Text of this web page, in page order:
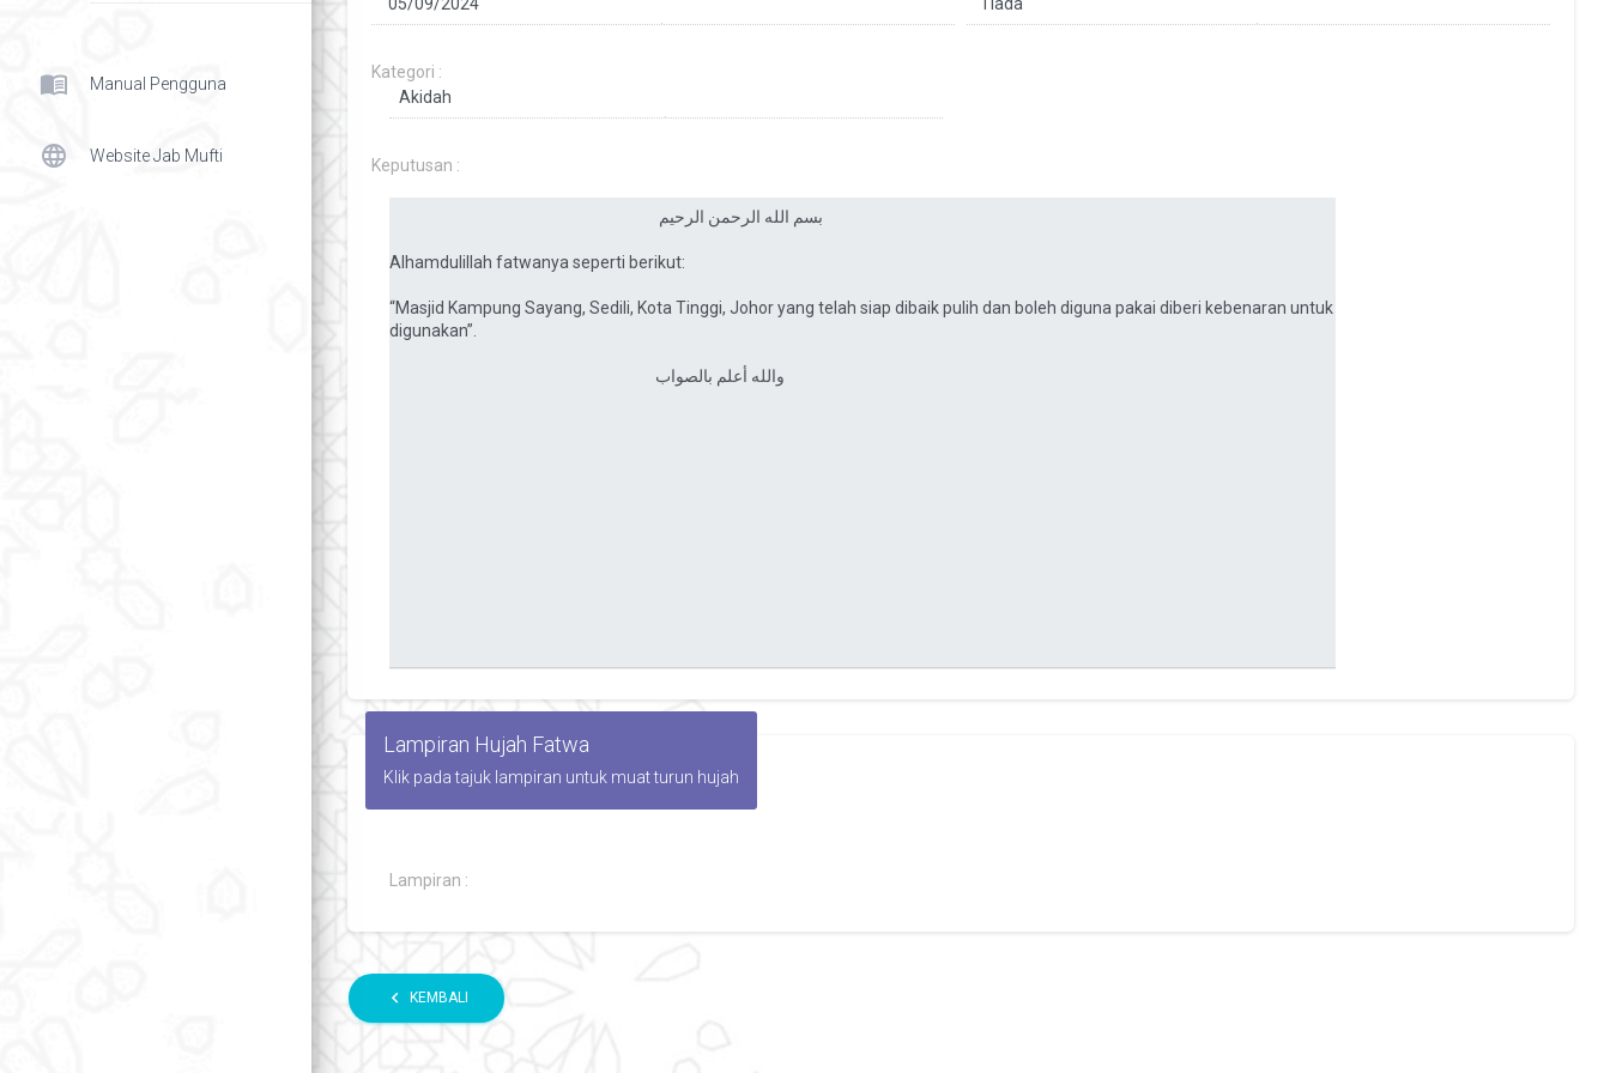
menu_book Manual Pengguna
language Website Jab Mufti
Kategori :
Keputusan :
Lampiran Hujah Fatwa
Klik pada tajuk lampiran untuk muat turun hujah
Lampiran :
chevron_left KEMBALI